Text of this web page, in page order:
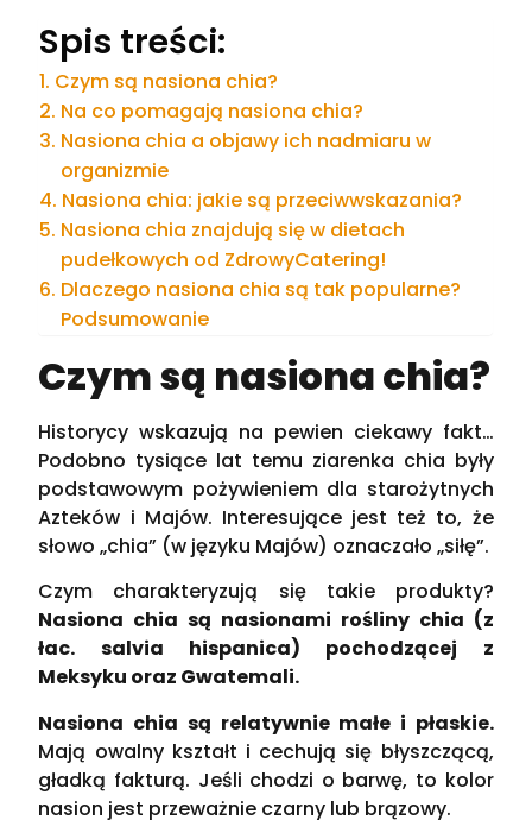
Spis treści:
Czym są nasiona chia?
Na co pomagają nasiona chia?
Nasiona chia a objawy ich nadmiaru w
organizmie
Nasiona chia: jakie są przeciwwskazania?
Nasiona chia znajdują się w dietach
pudełkowych od ZdrowyCatering!
Dlaczego nasiona chia są tak popularne?
Podsumowanie
Czym są nasiona chia?
Historycy wskazują na pewien ciekawy fakt…
Podobno tysiące lat temu ziarenka chia były
podstawowym pożywieniem dla starożytnych
Azteków i Majów. Interesujące jest też to, że
słowo „chia” (w języku Majów) oznaczało „siłę”.
Czym charakteryzują się takie produkty?
Nasiona chia są nasionami rośliny chia (z
łac. salvia hispanica) pochodzącej z
Meksyku oraz Gwatemali.
Nasiona chia są relatywnie małe i płaskie.
Mają owalny kształt i cechują się błyszczącą,
gładką fakturą. Jeśli chodzi o barwę, to kolor
nasion jest przeważnie czarny lub brązowy.